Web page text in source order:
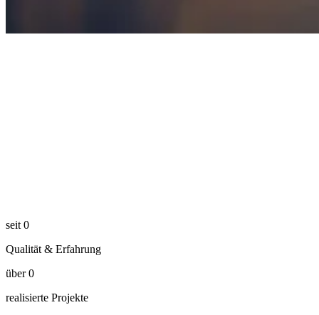
seit 0
Qualität & Erfahrung
über 0
realisierte Projekte